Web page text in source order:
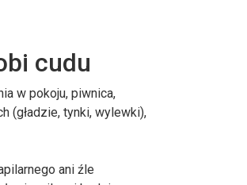
cudu
w pokoju, piwnica,
(gładzie, tynki, wylewki),
ani źle